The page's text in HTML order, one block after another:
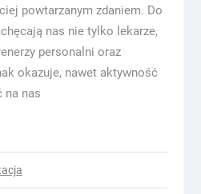
powtarzanym zdaniem. Do
nas nie tylko lekarze,
personalni oraz
okazuje, nawet aktywność
na nas